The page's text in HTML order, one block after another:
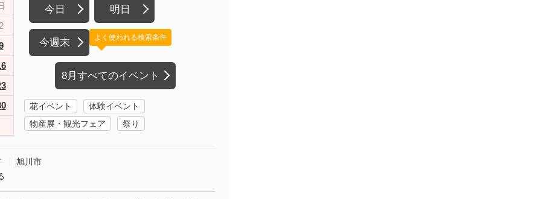
今日 明日
今週末
8月すべてのイベント
よく使われる検索条件
花イベント
体験イベント
物産展・観光フェア
祭り
旭川市